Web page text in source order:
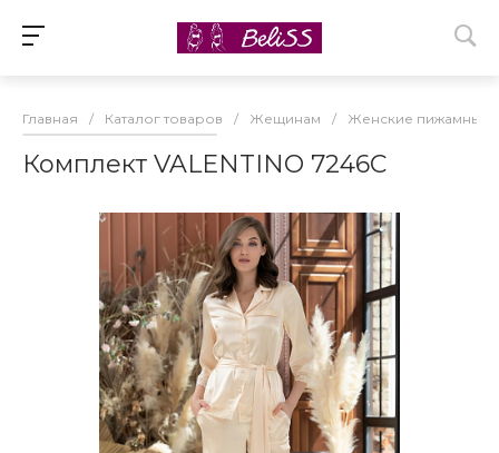
Главная / Каталог товаров / Жещинам / Женские пижамные
Комплект VALENTINO 7246С